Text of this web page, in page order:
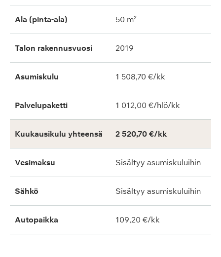
Ala (pinta-ala) 50 m²
Talon rakennusvuosi 2019
Asumiskulu 1 508,70 €/kk
Palvelupaketti 1 012,00 €/hlö/kk
Kuukausikulu yhteensä 2 520,70 €/kk
Vesimaksu Sisältyy asumiskuluihin
Sähkö Sisältyy asumiskuluihin
Autopaikka 109,20 €/kk